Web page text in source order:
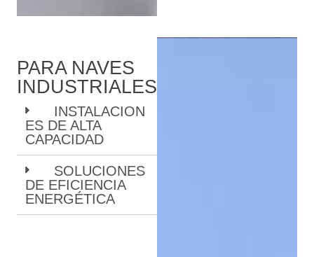
PARA NAVES
INDUSTRIALES
INSTALACION
ES DE ALTA
CAPACIDAD
SOLUCIONES
DE EFICIENCIA
ENERGÉTICA